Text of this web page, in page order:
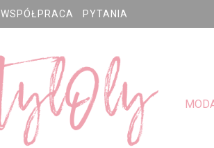
WSPÓŁPRACA PYTANIA